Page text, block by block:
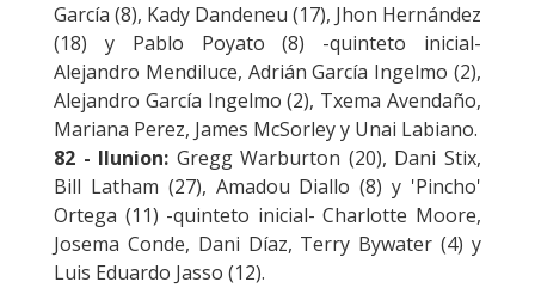
García (8), Kady Dandeneu (17), Jhon Hernández
(18) y Pablo Poyato (8) -quinteto inicial-
Alejandro Mendiluce, Adrián García Ingelmo (2),
Alejandro García Ingelmo (2), Txema Avendaño,
Mariana Perez, James McSorley y Unai Labiano.
82 - Ilunion: Gregg Warburton (20), Dani Stix,
Bill Latham (27), Amadou Diallo (8) y 'Pincho'
Ortega (11) -quinteto inicial- Charlotte Moore,
Josema Conde, Dani Díaz, Terry Bywater (4) y
Luis Eduardo Jasso (12).